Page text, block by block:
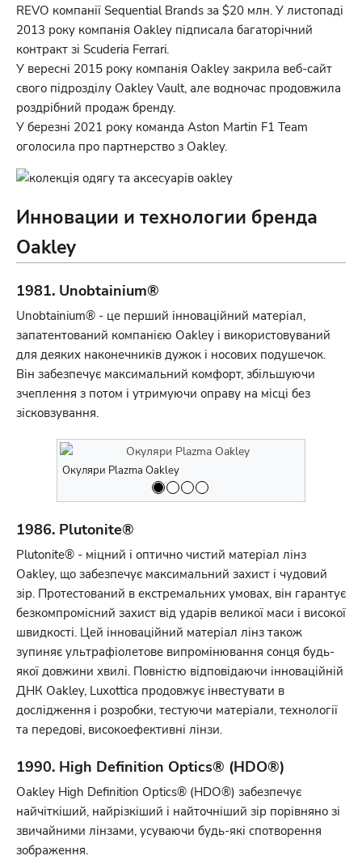
REVO компанії Sequential Brands за $20 млн. У листопаді
2013 року компанія Oakley підписала багаторічний
контракт зі Scuderia Ferrari.
У вересні 2015 року компанія Oakley закрила веб-сайт
свого підрозділу Oakley Vault, але водночас продовжила
роздрібний продаж бренду.
У березні 2021 року команда Aston Martin F1 Team
оголосила про партнерство з Oakley.
Инновации и технологии бренда
Oakley
1981. Unobtainium®
Unobtainium® - це перший інноваційний матеріал,
запатентований компанією Oakley і використовуваний
для деяких наконечників дужок і носових подушечок.
Він забезпечує максимальний комфорт, збільшуючи
зчеплення з потом і утримуючи оправу на місці без
зісковзування.
Окуляри Plazma Oakley
1986. Plutonite®
Plutonite® - міцний і оптично чистий матеріал лінз
Oakley, що забезпечує максимальний захист і чудовий
зір. Протестований в екстремальних умовах, він гарантує
безкомпромісний захист від ударів великої маси і високої
швидкості. Цей інноваційний матеріал лінз також
зупиняє ультрафіолетове випромінювання сонця будь-
якої довжини хвилі. Повністю відповідаючи інноваційній
ДНК Oakley, Luxottica продовжує інвестувати в
дослідження і розробки, тестуючи матеріали, технології
та передові, високоефективні лінзи.
1990. High Definition Optics® (HDO®)
Oakley High Definition Optics® (HDO®) забезпечує
найчіткіший, найрізкіший і найточніший зір порівняно зі
звичайними лінзами, усуваючи будь-які спотворення
зображення.